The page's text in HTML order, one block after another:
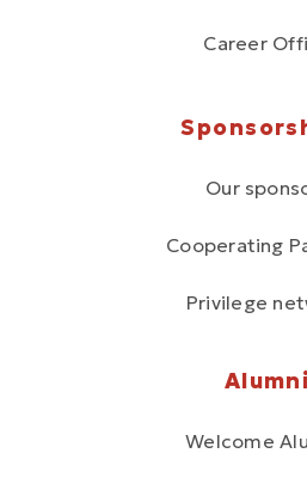
Career
Our
Cooperating
Privilege
Alumni
Welcome